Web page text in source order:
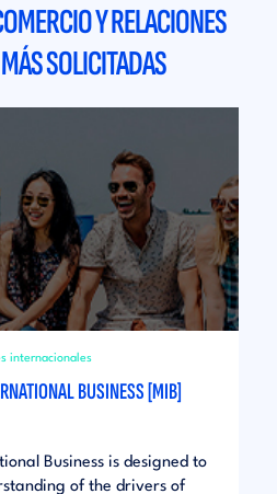
Y RELACIONES
SOLICITADAS
internacionales
BUSINESS [MIB]
Business is designed to
of the drivers of